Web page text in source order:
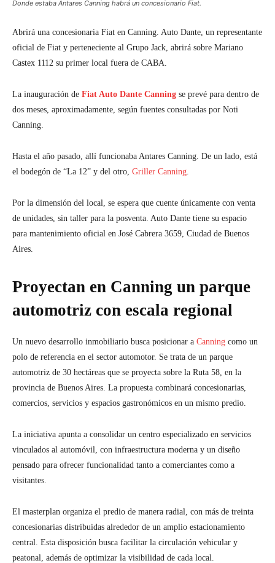
Donde estaba Antares Canning habrá un concesionario Fiat.
Abrirá una concesionaria Fiat en Canning. Auto Dante, un representante
oficial de Fiat y perteneciente al Grupo Jack, abrirá sobre Mariano
Castex 1112 su primer local fuera de CABA.
La inauguración de Fiat Auto Dante Canning se prevé para dentro de
dos meses, aproximadamente, según fuentes consultadas por Noti
Canning.
Hasta el año pasado, allí funcionaba Antares Canning. De un lado, está
el bodegón de “La 12” y del otro, Griller Canning
Por la dimensión del local, se espera que cuente únicamente con venta
de unidades, sin taller para la posventa. Auto Dante tiene su espacio
para mantenimiento oficial en José Cabrera 3659, Ciudad de Buenos
Aires.
Proyectan en Canning un parque
automotriz con escala regional
Un nuevo desarrollo inmobiliario busca posicionar a Canning como un
polo de referencia en el sector automotor. Se trata de un parque
automotriz de 30 hectáreas que se proyecta sobre la Ruta 58, en la
provincia de Buenos Aires. La propuesta combinará concesionarias,
comercios, servicios y espacios gastronómicos en un mismo predio.
La iniciativa apunta a consolidar un centro especializado en servicios
vinculados al automóvil, con infraestructura moderna y un diseño
pensado para ofrecer funcionalidad tanto a comerciantes como a
visitantes.
El masterplan organiza el predio de manera radial, con más de treinta
concesionarias distribuidas alrededor de un amplio estacionamiento
central. Esta disposición busca facilitar la circulación vehicular y
peatonal, además de optimizar la visibilidad de cada local.